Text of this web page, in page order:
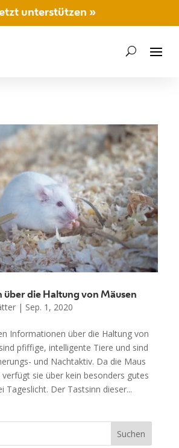
unterstützen »
über die Haltung von Mäusen
| Sep. 1, 2020
Informationen über die Haltung von
pfiffige, intelligente Tiere und sind
und Nachtaktiv. Da die Maus
sie über kein besonders gutes
Tageslicht. Der Tastsinn dieser...